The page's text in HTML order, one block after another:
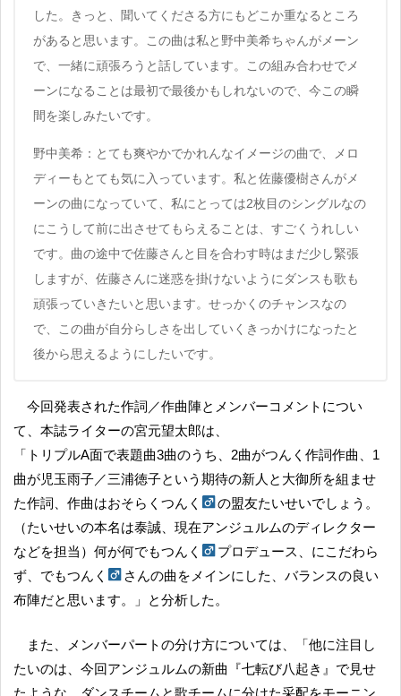
した。きっと、聞いてくださる方にもどこか重なるところ
があると思います。この曲は私と野中美希ちゃんがメーン
で、一緒に頑張ろうと話しています。この組み合わせでメ
ーンになることは最初で最後かもしれないので、今この瞬
間を楽しみたいです。
野中美希：とても爽やかでかれんなイメージの曲で、メロ
ディーもとても気に入っています。私と佐藤優樹さんがメ
ーンの曲になっていて、私にとっては2枚目のシングルなの
にこうして前に出させてもらえることは、すごくうれしい
です。曲の途中で佐藤さんと目を合わす時はまだ少し緊張
しますが、佐藤さんに迷惑を掛けないようにダンスも歌も
頑張っていきたいと思います。せっかくのチャンスなの
で、この曲が自分らしさを出していくきっかけになったと
後から思えるようにしたいです。
今回発表された作詞／作曲陣とメンバーコメントについ
て、本誌ライターの宮元望太郎は、
「トリプルA面で表題曲3曲のうち、2曲がつんく作詞作曲、1
曲が児玉雨子／三浦徳子という期待の新人と大御所を組ませ
た作詞、作曲はおそらくつんく
の盟友たいせいでしょう。
（たいせいの本名は泰誠、現在アンジュルムのディレクター
などを担当）何が何でもつんく
プロデュース、にこだわら
ず、でもつんく
さんの曲をメインにした、バランスの良い
布陣だと思います。」と分析した。
また、メンバーパートの分け方については、「他に注目し
たいのは、今回アンジュルムの新曲『七転び八起き』で見せ
たような、ダンスチームと歌チームに分けた采配をモーニン